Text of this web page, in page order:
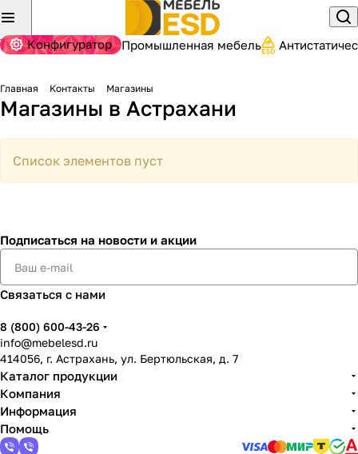
Конфигуратор Промышленная мебель
Главная Контакты Магазины
Магазины в Астрахани
Список элементов пуст
Подписаться на новости и акции
Связаться с нами
8 (800) 600-43-26
info@mebelesd.ru
414056, г. Астрахань, ул. Бертюльская, д. 7
Каталог продукции
Компания
Информация
Помощь